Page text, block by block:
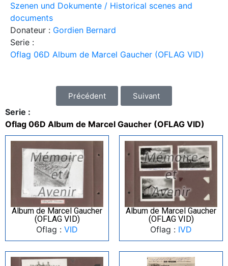
Szenen und Dokumente / Historical scenes and
documents
Donateur : Gordien Bernard
Serie :
Oflag 06D Album de Marcel Gaucher (OFLAG VID)
Précédent Suivant
Serie :
Oflag 06D Album de Marcel Gaucher (OFLAG VID)
Album de Marcel Gaucher
(OFLAG VID)
Oflag : VID
Album de Marcel Gaucher
(OFLAG VID)
Oflag : IVD